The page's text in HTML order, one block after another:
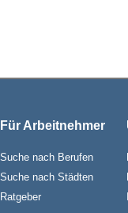
Für Arbeitnehmer
Suche nach Berufen
Suche nach Städten
Ratgeber